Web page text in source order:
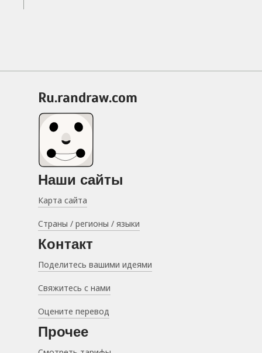
ru.randraw.com
Наши сайты
Карта сайта
Страны / регионы / языки
Контакт
Поделитесь вашими идеями
Свяжитесь с нами
Оцените перевод
Прочее